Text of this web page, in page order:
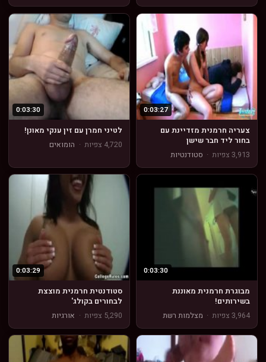
0:03:27
צעריה חרמנית מזדיינת עם
בחור ליד חבר שישן
3,913 צפיות
· סטודנטיות
0:03:30
לטיני חמרן עם זין ענקי מאונן!
4,720 צפיות
· הומואים
0:03:30
מבוגרת חרמנית מאוננת
בשירותים!
3,964 צפיות
· מצלמות רשת
0:03:29
סטודנטית חרמנית מוצצת
לבחורים בקולג'
5,290 צפיות
· אורגיות